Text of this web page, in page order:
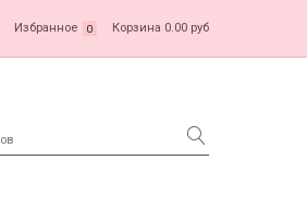
Избранное 0 Корзина 0.00 руб